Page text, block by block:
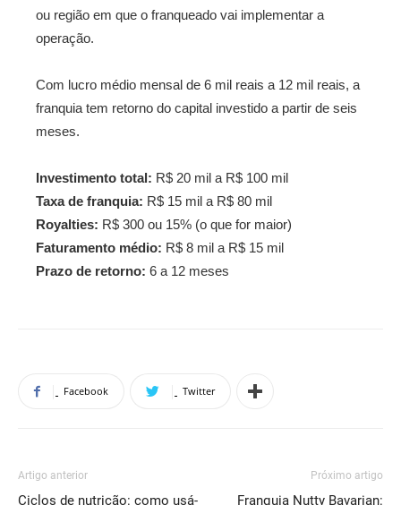
ou região em que o franqueado vai implementar a
operação.
Com lucro médio mensal de 6 mil reais a 12 mil reais, a
franquia tem retorno do capital investido a partir de seis
meses.
Investimento total: R$ 20 mil a R$ 100 mil
Taxa de franquia: R$ 15 mil a R$ 80 mil
Royalties: R$ 300 ou 15% (o que for maior)
Faturamento médio: R$ 8 mil a R$ 15 mil
Prazo de retorno: 6 a 12 meses
Facebook Twitter
Artigo anterior
Ciclos de nutrição: como usá-
Próximo artigo
Franquia Nutty Bavarian: